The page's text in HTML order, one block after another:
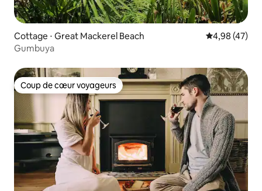
Cottage ⋅ Great Mackerel Beach Évaluation
4,98 (47)
Gumbuya
Coup de cœur voyageurs
Coup de cœur voyageurs